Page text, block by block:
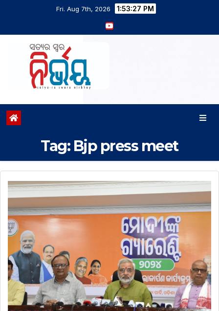
Fri. Aug 7th, 2026 1:53:29 PM
Tag: Bjp press meet